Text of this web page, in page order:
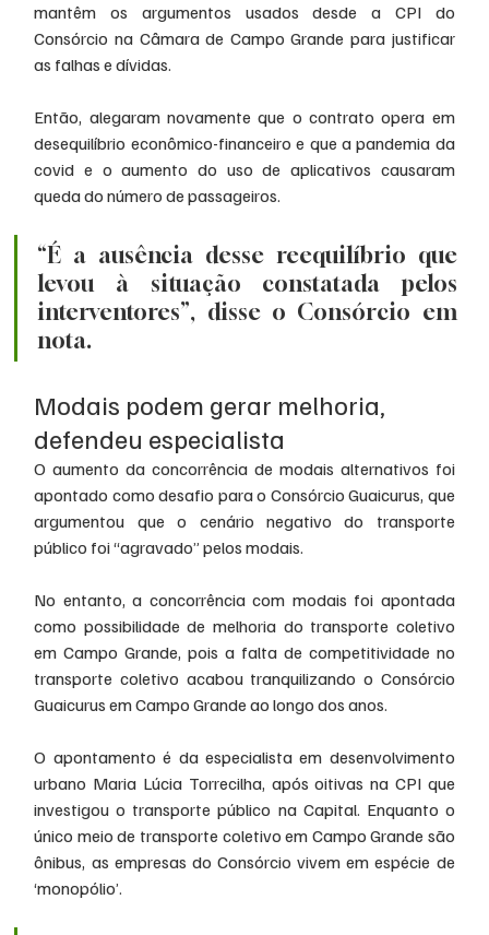
mantêm os argumentos usados desde a CPI do
Consórcio na Câmara de Campo Grande para justificar
as falhas e dívidas.
Então, alegaram novamente que o contrato opera em
desequilíbrio econômico-financeiro e que a pandemia da
covid e o aumento do uso de aplicativos causaram
queda do número de passageiros.
“É a ausência desse reequilíbrio que
levou à situação constatada pelos
interventores”, disse o Consórcio em
nota.
Modais podem gerar melhoria,
defendeu especialista
O aumento da concorrência de modais alternativos foi
apontado como desafio para o Consórcio Guaicurus, que
argumentou que o cenário negativo do transporte
público foi “agravado” pelos modais.
No entanto, a concorrência com modais foi apontada
como possibilidade de melhoria do transporte coletivo
em Campo Grande, pois a falta de competitividade no
transporte coletivo acabou tranquilizando o Consórcio
Guaicurus em Campo Grande ao longo dos anos.
O apontamento é da especialista em desenvolvimento
urbano Maria Lúcia Torrecilha, após oitivas na CPI que
investigou o transporte público na Capital. Enquanto o
único meio de transporte coletivo em Campo Grande são
ônibus, as empresas do Consórcio vivem em espécie de
‘monopólio’.